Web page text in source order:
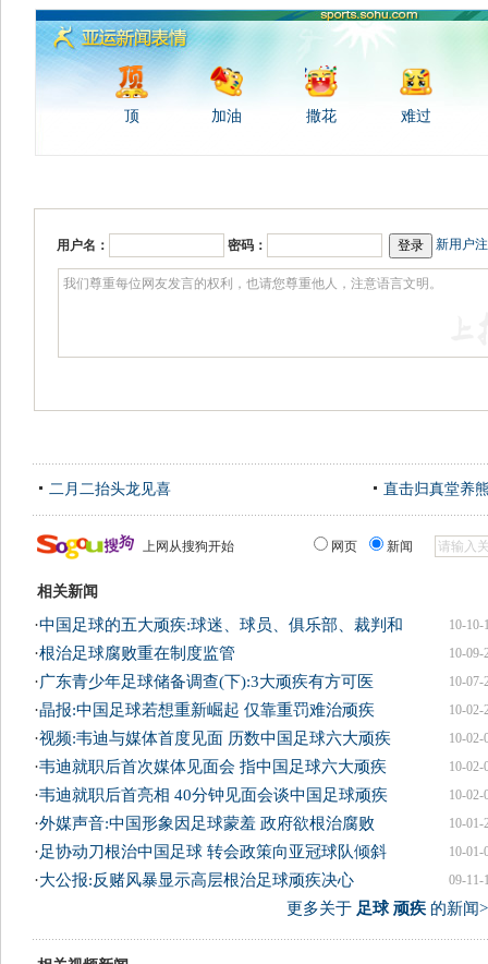
顶 加油 撒花 难过
用户名： 密码： 新用户
二月二抬头龙见喜 直击归真堂养
上网从搜狗开始 网页 新闻
相关新闻
10-10-
·中国足球的五大顽疾:球迷、球员、俱乐部、裁判和
10-09-
·根治足球腐败重在制度监管
10-07-
·广东青少年足球储备调查(下):3大顽疾有方可医
10-02-
·晶报:中国足球若想重新崛起 仅靠重罚难治顽疾
10-02-
·视频:韦迪与媒体首度见面 历数中国足球六大顽疾
10-02-
·韦迪就职后首次媒体见面会 指中国足球六大顽疾
10-02-
·韦迪就职后首亮相 40分钟见面会谈中国足球顽疾
10-01-
·外媒声音:中国形象因足球蒙羞 政府欲根治腐败
10-01-
·足协动刀根治中国足球 转会政策向亚冠球队倾斜
09-11-
·大公报:反赌风暴显示高层根治足球顽疾决心
更多关于 足球 顽疾的新闻